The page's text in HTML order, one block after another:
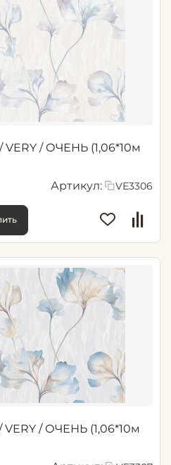
VERY / ОЧЕНЬ (1,06*10м
Артикул: VE3306
VERY / ОЧЕНЬ (1,06*10м